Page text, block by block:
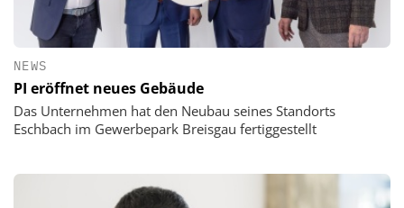
NEWS
PI eröffnet neues Gebäude
Das Unternehmen hat den Neubau seines Standorts
Eschbach im Gewerbepark Breisgau fertiggestellt